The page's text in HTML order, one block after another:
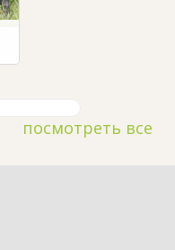
посмотреть все